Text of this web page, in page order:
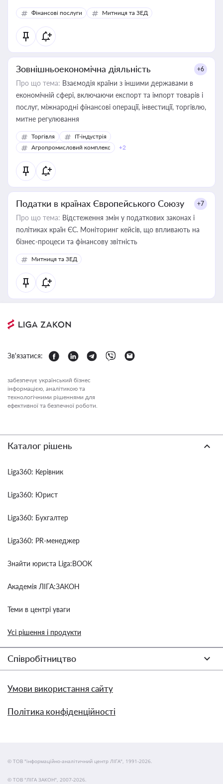
Фінансові послуги Митниця та ЗЕД
Зовнішньоекономічна діяльність +6
Про що тема: Взаємодія країни з іншими державами в
економічній сфері, включаючи експорт та імпорт товарів і
послуг, міжнародні фінансові операції, інвестиції, торгівлю,
митне регулювання
Торгівля
IT-індустрія
Агропромисловий комплекс
+2
Податки в країнах Європейського Союзу +7
Про що тема: Відстеження змін у податкових законах і
політиках країн ЄС. Моніторинг кейсів, що впливають на
бізнес-процеси та фінансову звітність
Митниця та ЗЕД
Зв'язатися:
забезпечує український бізнес
інформацією, аналітикою та
технологічними рішеннями для
ефективної та безпечної роботи.
Каталог рішень
Liga360: Керівник
Liga360: Юрист
Liga360: Бухгалтер
Liga360: PR-менеджер
Знайти юриста Liga:BOOK
Академія ЛІГА:ЗАКОН
Теми в центрі уваги
Усі рішення і продукти
Співробітництво
Умови використання сайту
Політика конфіденційності
© ТОВ "інформаційно-аналітичний центр ЛІГА", 1991-2026.
© ТОВ "ЛІГА ЗАКОН", 2007-2026.